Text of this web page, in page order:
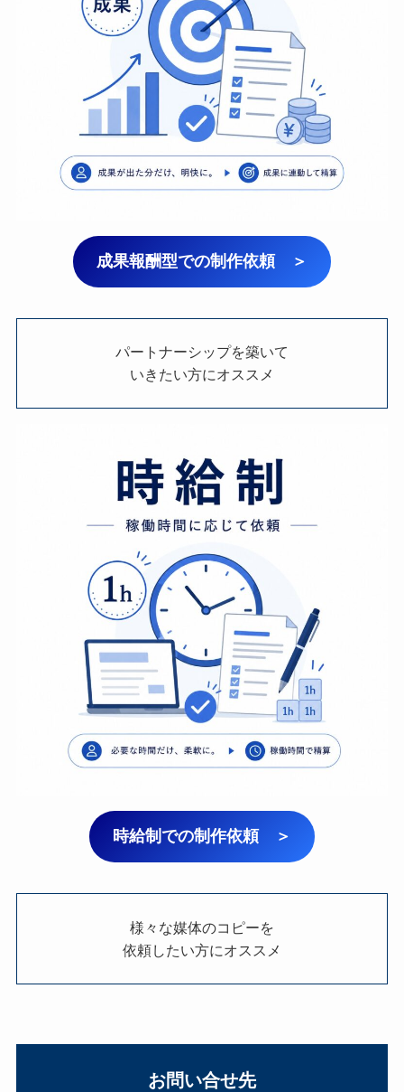
成果報酬型での制作依頼 ＞
パートナーシップを築いて
いきたい方にオススメ
時給制での制作依頼 ＞
様々な媒体のコピーを
依頼したい方にオススメ
お問い合せ先